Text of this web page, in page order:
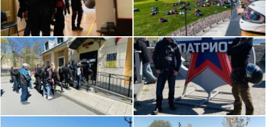
Встречаемся на парковке магазина "Лента" возле
АЗС Neste с 10.00
Координаты: Петергофское ш., 98, корп. 2, Санкт-
Петербург, Россия
59.851322, 30.091999